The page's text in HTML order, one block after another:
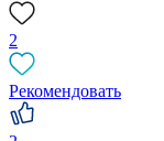
2
Рекомендовать